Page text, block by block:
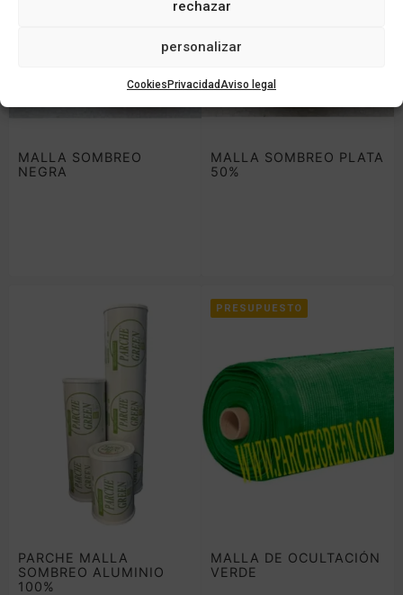
rechazar
personalizar
CookiesPrivacidad Aviso legal
MALLA SOMBREO
NEGRA
MALLA SOMBREO PLATA
50%
PARCHE MALLA
SOMBREO ALUMINIO
100%
PRESUPUESTO
MALLA DE OCULTACIÓN
VERDE